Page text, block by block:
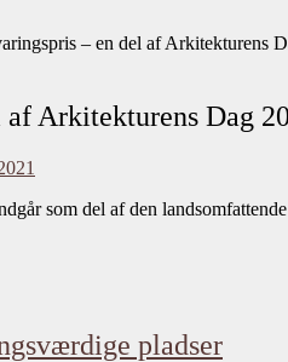
– en del af Arkitekturens
Arkitekturens Dag
som del af den
pladser